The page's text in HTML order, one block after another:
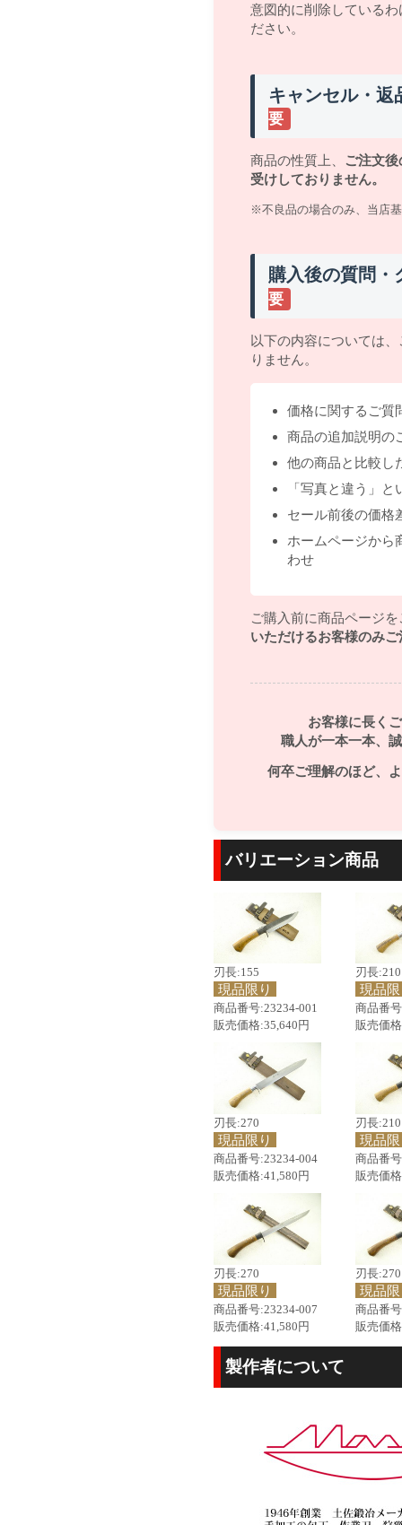
意図的に削除している
ださい。
キャンセル・返
要
商品の性質上、 ご注文
受けしておりません。
※不良品の場合のみ、当店
購入後の質問・
要
以下の内容については
りません。
価格に関するご質
商品の追加説明の
他の商品と比較し
「写真と違う」
セール前後の価格
ホームページから
わせ
ご購入前に商品ページ
いただけるお客様のみ
お客様に長く
職人が一本一本、
何卒ご理解のほど、
バリエーション商品
刃長:155
現品限り
商品番号:23234-001
販売価格:35,640円
刃長:210
現品
商品番
販売価
刃長:270
現品限り
商品番号:23234-004
販売価格:41,580円
刃長:210
現品
商品番
販売価
刃長:270
現品限り
商品番号:23234-007
販売価格:41,580円
刃長:270
現品
商品番
販売価
製作者について